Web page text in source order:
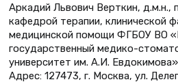
Аркадий Львович Верткин, д.м.н.,
кафедрой терапии, клинической
медицинской помощи ФГБОУ ВО
государственный медико-
университет им. А.И.
Адрес: 127473, г. Москва, ул.